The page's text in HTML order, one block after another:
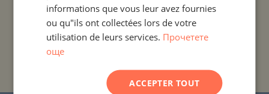
PROJETS ET PROPRIÉTÉS PAR RÉGION
PROJETS ET PROPRIÉTÉS PAR NOM DE
ROMANIAN
informations que vous leur avez fournies
ou qu"ils ont collectées lors de votre
utilisation de leurs services. Прочетете
още
ACCEPTER TOUT